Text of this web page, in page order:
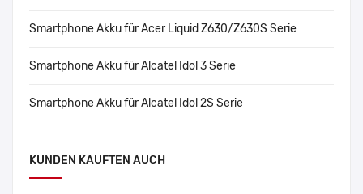
Smartphone Akku für Acer Liquid Z630/Z630S Serie
Smartphone Akku für Alcatel Idol 3 Serie
Smartphone Akku für Alcatel Idol 2S Serie
KUNDEN KAUFTEN AUCH